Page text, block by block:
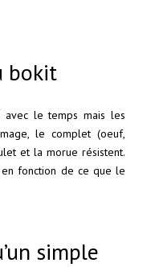
bokit
le temps mais les
le complet (oeuf,
et la morue résistent.
en fonction de ce que le
simple